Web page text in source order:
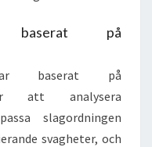
baserat på
baserat på
att analysera
slagordningen
svagheter, och